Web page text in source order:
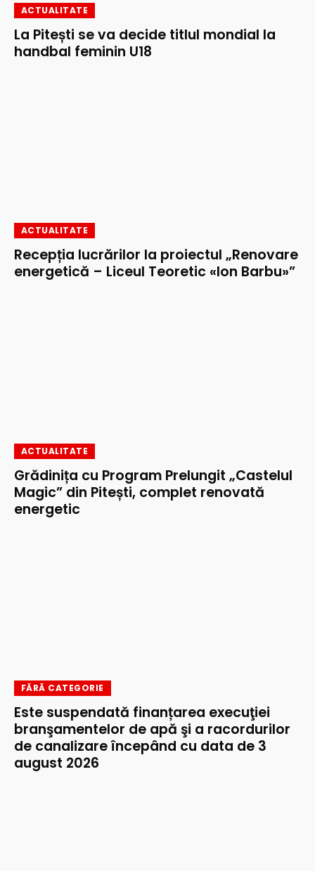
ACTUALITATE
La Pitești se va decide titlul mondial la
handbal feminin U18
ACTUALITATE
Recepția lucrărilor la proiectul „Renovare
energetică – Liceul Teoretic «Ion Barbu»”
ACTUALITATE
Grădinița cu Program Prelungit „Castelul
Magic” din Pitești, complet renovată
energetic
FĂRĂ CATEGORIE
Este suspendată finanțarea execuţiei
branşamentelor de apă şi a racordurilor
de canalizare începând cu data de 3
august 2026